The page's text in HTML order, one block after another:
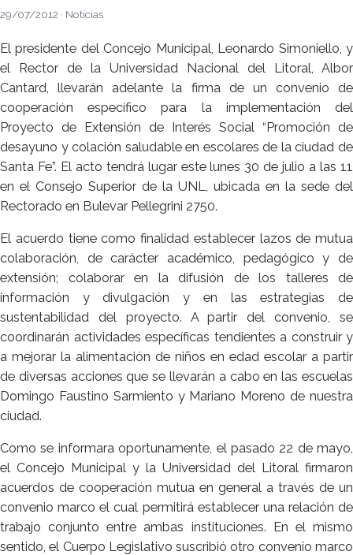
29/07/2012 · Noticias
El presidente del Concejo Municipal, Leonardo Simoniello, y
el Rector de la Universidad Nacional del Litoral, Albor
Cantard, llevarán adelante la firma de un convenio de
cooperación específico para la implementación del
Proyecto de Extensión de Interés Social “Promoción de
desayuno y colación saludable en escolares de la ciudad de
Santa Fe”. El acto tendrá lugar este lunes 30 de julio a las 11
en el Consejo Superior de la UNL, ubicada en la sede del
Rectorado en Bulevar Pellegrini 2750.
El acuerdo tiene como finalidad establecer lazos de mutua
colaboración, de carácter académico, pedagógico y de
extensión; colaborar en la difusión de los talleres de
información y divulgación y en las estrategias de
sustentabilidad del proyecto. A partir del convenio, se
coordinarán actividades específicas tendientes a construir y
a mejorar la alimentación de niños en edad escolar a partir
de diversas acciones que se llevarán a cabo en las escuelas
Domingo Faustino Sarmiento y Mariano Moreno de nuestra
ciudad.
Como se informara oportunamente, el pasado 22 de mayo,
el Concejo Municipal y la Universidad del Litoral firmaron
acuerdos de cooperación mutua en general a través de un
convenio marco el cual permitirá establecer una relación de
trabajo conjunto entre ambas instituciones. En el mismo
sentido, el Cuerpo Legislativo suscribió otro convenio marco